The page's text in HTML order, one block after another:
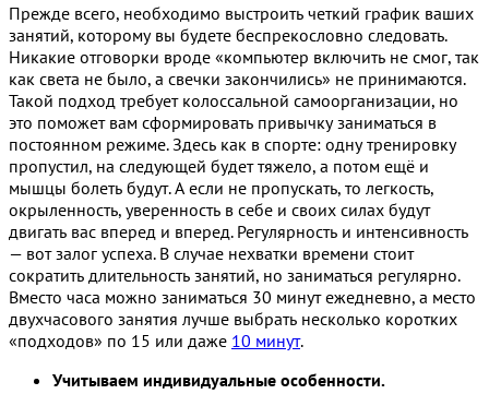
Прежде всего, необходимо выстроить четкий график ваших
занятий, которому вы будете беспрекословно следовать.
Никакие отговорки вроде «компьютер включить не смог, так
как света не было, а свечки закончились» не принимаются.
Такой подход требует колоссальной самоорганизации, но
это поможет вам сформировать привычку заниматься в
постоянном режиме. Здесь как в спорте: одну тренировку
пропустил, на следующей будет тяжело, а потом ещё и
мышцы болеть будут. А если не пропускать, то легкость,
окрыленность, уверенность в себе и своих силах будут
двигать вас вперед и вперед. Регулярность и интенсивность
— вот залог успеха. В случае нехватки времени стоит
сократить длительность занятий, но заниматься регулярно.
Вместо часа можно заниматься 30 минут ежедневно, а место
двухчасового занятия лучше выбрать несколько коротких
«подходов» по 15 или даже 10 минут.
Учитываем индивидуальные особенности.